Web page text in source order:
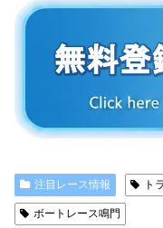
注目レース情報 ト
ボートレース鳴門